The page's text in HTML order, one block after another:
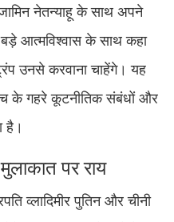
नेतन्याहू के साथ अपने
आत्मविश्वास के साथ कहा
उनसे करवाना चाहेंगे। यह
के गहरे कूटनीतिक संबंधों और
है।
पर राय
व्लादिमीर पुतिन और चीनी